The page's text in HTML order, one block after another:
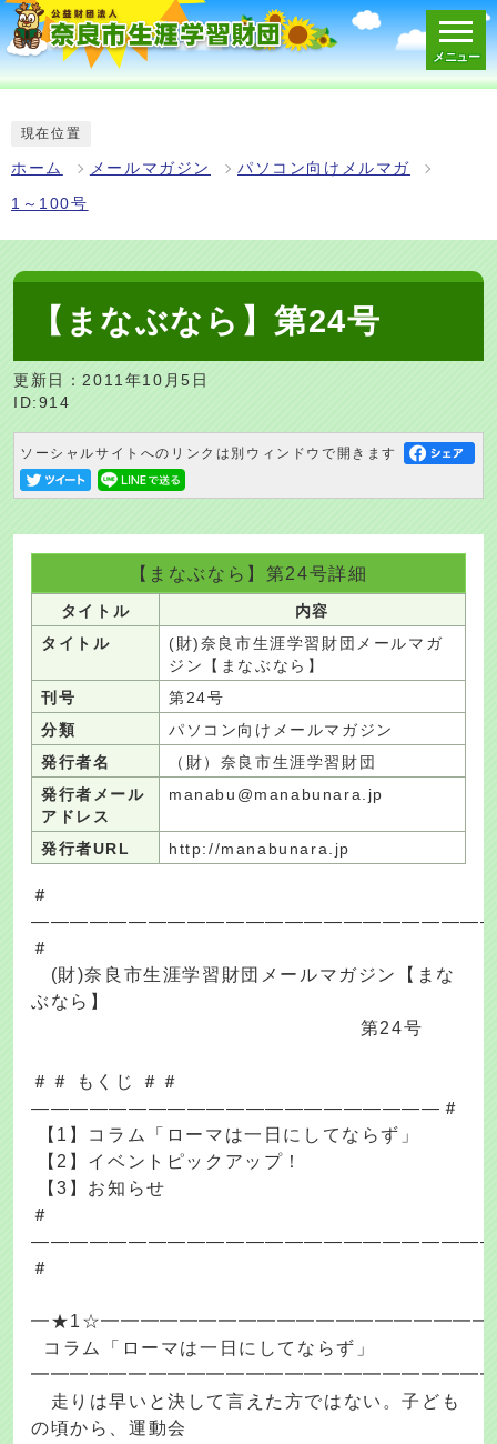
メニュー
現在位置
ホーム メールマガジン パソコン向けメルマガ
1～100号
【まなぶなら】第24号
更新日：2011年10月5日
ID:914
ソーシャルサイトへのリンクは別ウィンドウで開きます
【まなぶなら】第24号詳細
タイトル
内容
タイトル
(財)奈良市生涯学習財団メールマガ
ジン【まなぶなら】
刊号
第24号
分類
パソコン向けメールマガジン
発行者名
（財）奈良市生涯学習財団
発行者メール
アドレス
manabu@manabunara.jp
発行者URL http://manabunara.jp
＃
＃
(財)奈良市生涯学習財団メールマガジン【まな
ぶなら】
第24号
＃＃ もくじ ＃＃
―――――――――――――――――――――＃
【1】コラム「ローマは一日にしてならず」
【2】イベントピックアップ！
【3】お知らせ
＃
＃
コラム「ローマは一日にしてならず」
走りは早いと決して言えた方ではない。子ども
の頃から、運動会